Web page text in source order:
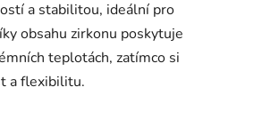
a stabilitou, ideální pro
obsahu zirkonu poskytuje
teplotách, zatímco si
a flexibilitu.